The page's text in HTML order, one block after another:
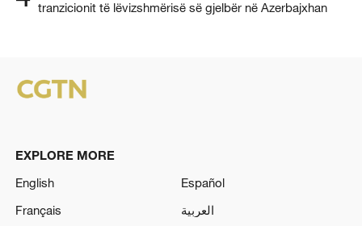
tranzicionit të lëvizshmërisë së gjelbër në Azerbajxhan
EXPLORE MORE
English
Español
Français
العربية